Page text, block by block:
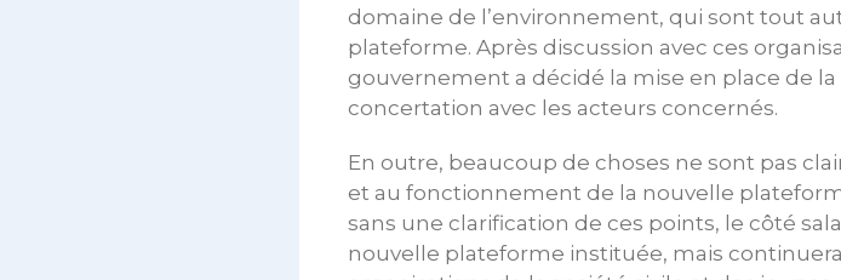
domaine de l’environnement, qui sont tout
plateforme. Après discussion avec ces
gouvernement a décidé la mise en place de
concertation avec les acteurs concernés.
En outre, beaucoup de choses ne sont pas
et au fonctionnement de la nouvelle
sans une clarification de ces points, le côté
nouvelle plateforme instituée, mais